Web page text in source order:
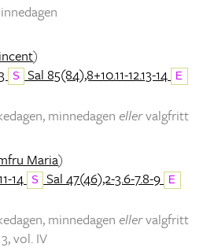
)
S Sal 85(84),8+10.11-12.13-14 E
minnedagen ellervalgfritt
Maria)
14 S Sal 47(46),2-3.6-7.8-9 E
minnedagen ellervalgfritt
vol. IV